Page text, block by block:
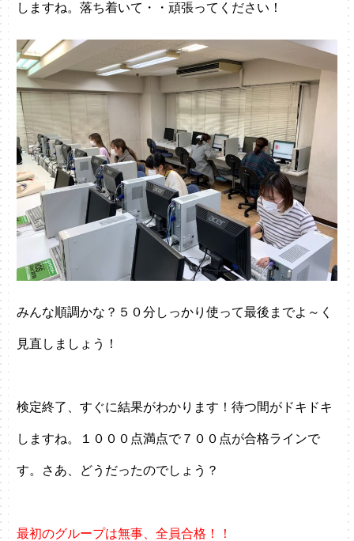
しますね。落ち着いて・・頑張ってください！
みんな順調かな？５０分しっかり使って最後までよ～く
見直しましょう！
検定終了、すぐに結果がわかります！待つ間がドキドキ
しますね。１０００点満点で７００点が合格ラインで
す。さあ、どうだったのでしょう？
最初のグループは無事、全員合格！！